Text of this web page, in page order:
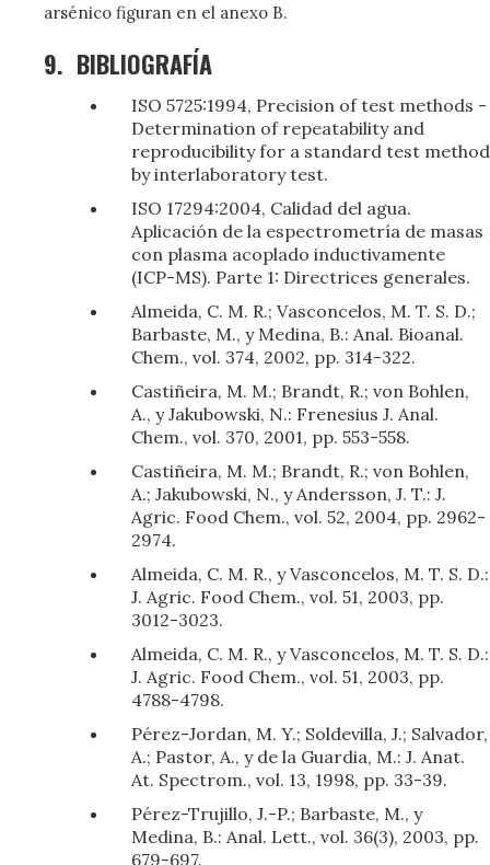
arsénico figuran en el anexo B.
9. BIBLIOGRAFÍA
ISO 5725:1994, Precision of test methods -
Determination of repeatability and
reproducibility for a standard test method
by interlaboratory test.
ISO 17294:2004, Calidad del agua.
Aplicación de la espectrometría de masas
con plasma acoplado inductivamente
(ICP-MS). Parte 1: Directrices generales.
Almeida, C. M. R.; Vasconcelos, M. T. S. D.;
Barbaste, M., y Medina, B.: Anal. Bioanal.
Chem., vol. 374, 2002, pp. 314-322.
Castiñeira, M. M.; Brandt, R.; von Bohlen,
A., y Jakubowski, N.: Frenesius J. Anal.
Chem., vol. 370, 2001, pp. 553-558.
Castiñeira, M. M.; Brandt, R.; von Bohlen,
A.; Jakubowski, N., y Andersson, J. T.: J.
Agric. Food Chem., vol. 52, 2004, pp. 2962-
2974.
Almeida, C. M. R., y Vasconcelos, M. T. S. D.:
J. Agric. Food Chem., vol. 51, 2003, pp.
3012-3023.
Almeida, C. M. R., y Vasconcelos, M. T. S. D.:
J. Agric. Food Chem., vol. 51, 2003, pp.
4788-4798.
Pérez-Jordan, M. Y.; Soldevilla, J.; Salvador,
A.; Pastor, A., y de la Guardia, M.: J. Anat.
At. Spectrom., vol. 13, 1998, pp. 33-39.
Pérez-Trujillo, J.-P.; Barbaste, M., y
Medina, B.: Anal. Lett., vol. 36(3), 2003, pp.
679-697.